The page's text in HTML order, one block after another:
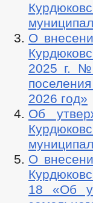
О
2025 г. №
2026 год»
Об
О
18 «Об